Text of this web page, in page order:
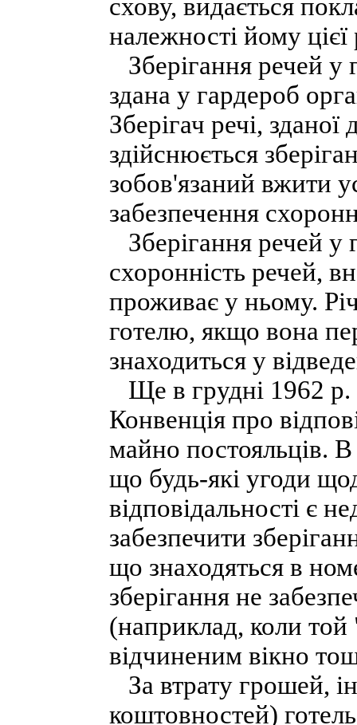
схову, видається
належності йому цієї
Зберігання речей у
здана у гардероб
Зберігач речі,
здійснюється
зобов'язаний вжити
забезпечення
Зберігання речей у
схоронність речей,
проживає у ньому.
готелю, якщо вона
знаходиться у
Ще в грудні 1962
Конвенція про
майно постояльців.
що будь-які угоди
відповідальності є
забезпечити
що знаходяться в
зберігання не
(наприклад, коли
відчиненим вікно
За втрату грошей,
коштовностей)